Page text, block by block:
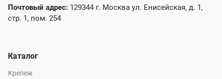
Почтовый адрес: 129344 г. Москва ул. Енисейская, д. 1,
стр. 1, пом. 254
Каталог
Крепеж